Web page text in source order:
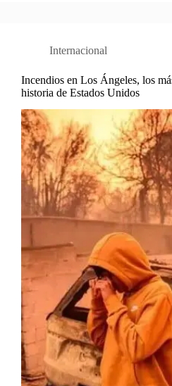
Internacional
Incendios en Los Ángeles, los
historia de Estados Unidos